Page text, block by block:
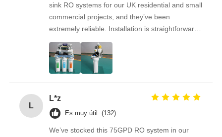
sink RO systems for our UK residential and small
commercial projects, and they’ve been
extremely reliable. Installation is straightforward,
the filters are easy to replace, and the water
quality feedback from clients has been
overwhelmingly positive. The supplier is great to
work with — orders arrive on time, packaging is
consistent. As a repeat buyer, we couldn’t be
happier with both the product and the service.
L
L*z
Es muy útil. (132)
We’ve stocked this 75GPD RO system in our